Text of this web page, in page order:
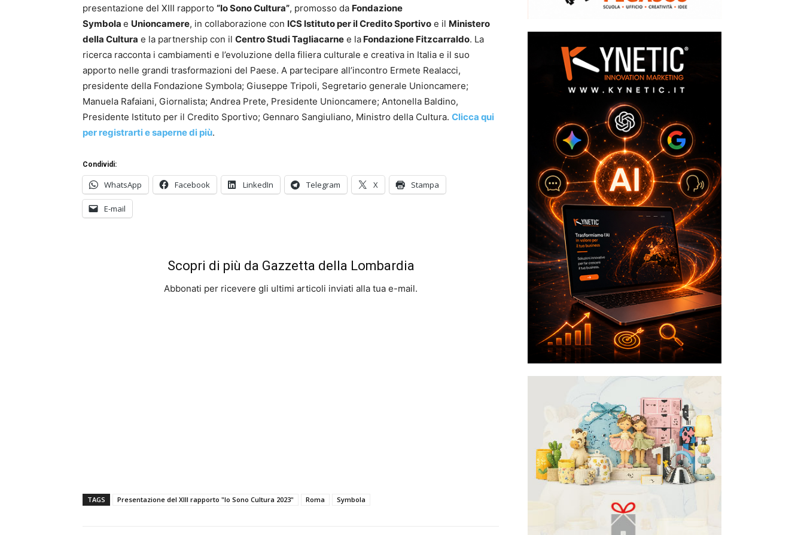
presentazione del XIII rapporto “Io Sono Cultura”, promosso da Fondazione
Symbola e Unioncamere, in collaborazione con ICS Istituto per il Credito Sportivo e il Ministero
della Cultura e la partnership con il Centro Studi Tagliacarne e la Fondazione Fitzcarraldo. La
ricerca racconta i cambiamenti e l’evoluzione della filiera culturale e creativa in Italia e il suo
apporto nelle grandi trasformazioni del Paese. A partecipare all’incontro Ermete Realacci,
presidente della Fondazione Symbola; Giuseppe Tripoli, Segretario generale Unioncamere;
Manuela Rafaiani, Giornalista; Andrea Prete, Presidente Unioncamere; Antonella Baldino,
Presidente Istituto per il Credito Sportivo; Gennaro Sangiuliano, Ministro della Cultura. Clicca qui
per registrarti e saperne di più.
Condividi:
WhatsApp Facebook LinkedIn Telegram X Stampa
E-mail
Scopri di più da Gazzetta della Lombardia
Abbonati per ricevere gli ultimi articoli inviati alla tua e-mail.
TAGS Presentazione del XIII rapporto "Io Sono Cultura 2023" Roma Symbola